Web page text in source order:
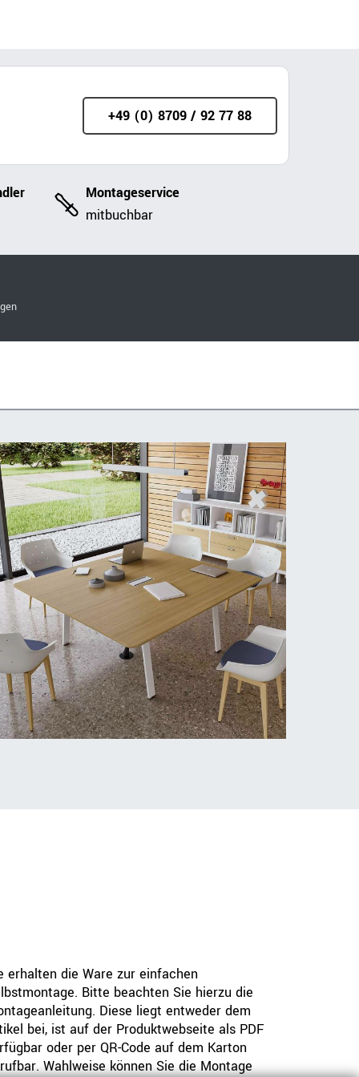
+49 (0) 8709 / 92 77 88
Montageservice
mitbuchbar
erhalten die Ware zur einfachen
Bitte beachten Sie hierzu die
Diese liegt entweder dem
bei, ist auf der Produktwebseite als PDF
oder per QR-Code auf dem Karton
Wahlweise können Sie die Montage